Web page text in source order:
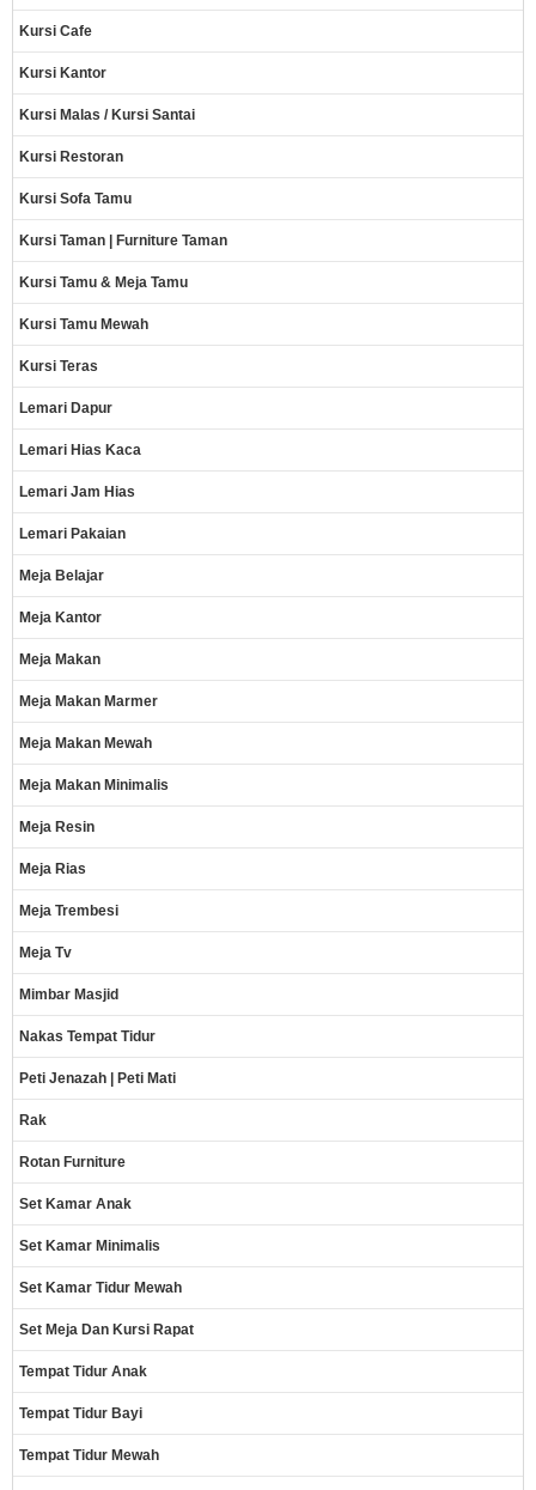
Kursi Cafe
Kursi Kantor
Kursi Malas / Kursi Santai
Kursi Restoran
Kursi Sofa Tamu
Kursi Taman | Furniture Taman
Kursi Tamu & Meja Tamu
Kursi Tamu Mewah
Kursi Teras
Lemari Dapur
Lemari Hias Kaca
Lemari Jam Hias
Lemari Pakaian
Meja Belajar
Meja Kantor
Meja Makan
Meja Makan Marmer
Meja Makan Mewah
Meja Makan Minimalis
Meja Resin
Meja Rias
Meja Trembesi
Meja Tv
Mimbar Masjid
Nakas Tempat Tidur
Peti Jenazah | Peti Mati
Rak
Rotan Furniture
Set Kamar Anak
Set Kamar Minimalis
Set Kamar Tidur Mewah
Set Meja Dan Kursi Rapat
Tempat Tidur Anak
Tempat Tidur Bayi
Tempat Tidur Mewah